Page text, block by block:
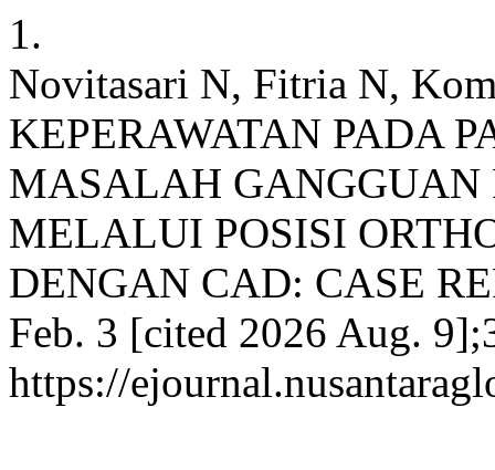
1.
Novitasari N, Fitria N,
KEPERAWATAN PADA
MASALAH GANGGUAN
MELALUI POSISI
DENGAN CAD: CASE
Feb. 3 [cited 2026 Aug.
https://